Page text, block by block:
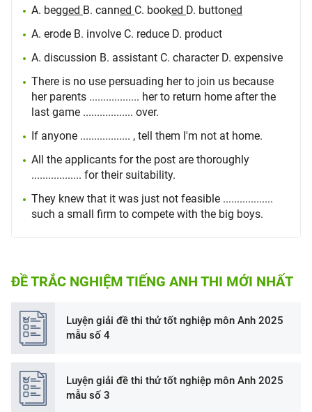
A. begged B. canned C. booked D. buttoned
A. erode B. involve C. reduce D. product
A. discussion B. assistant C. character D. expensive
There is no use persuading her to join us because
her parents .................. her to return home after the
last game .................. over.
If anyone .................. , tell them I'm not at home.
All the applicants for the post are thoroughly
.................. for their suitability.
They knew that it was just not feasible ..................
such a small firm to compete with the big boys.
ĐỀ TRẮC NGHIỆM TIẾNG ANH THI MỚI NHẤT
Luyện giải đề thi thử tốt nghiệp môn Anh 2025
mẫu số 4
Luyện giải đề thi thử tốt nghiệp môn Anh 2025
mẫu số 3